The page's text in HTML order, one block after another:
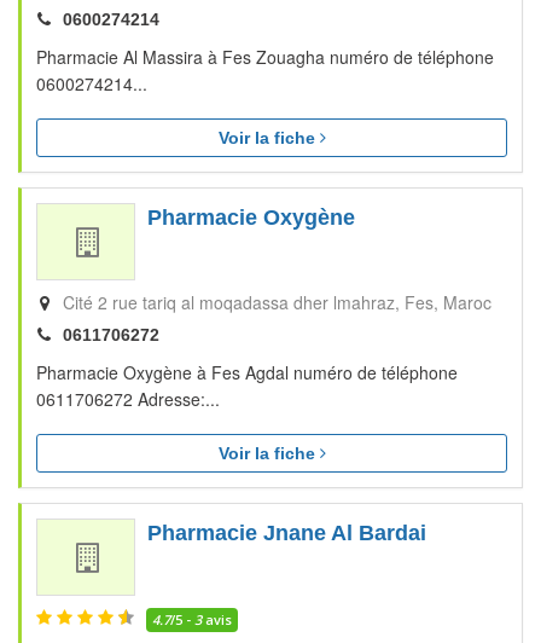
0600274214
Pharmacie Al Massira à Fes Zouagha numéro de téléphone
0600274214...
Voir la fiche
Pharmacie Oxygène
Cité 2 rue tariq al moqadassa dher lmahraz Fes Maroc
0611706272
Pharmacie Oxygène à Fes Agdal numéro de téléphone
0611706272 Adresse:...
Voir la fiche
Pharmacie Jnane Al Bardai
4.7/5 - 3avis